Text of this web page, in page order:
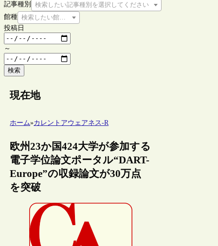
記事種別
検索したい記事種別を選択してください
館種 検索したい館種を選択してください
投稿日
～
検索
現在地
ホーム»カレントアウェアネス-R
欧州23か国424大学が参加する
電子学位論文ポータル“DART-
Europe”の収録論文が30万点
を突破